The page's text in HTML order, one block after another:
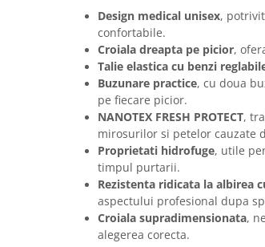
Articole pentru birou, suprafete,
Intretinere si odorizante masina
Accesorii pentru curatenie
Tipografie si stampile
Formulare tipizate
Caiete si blocnotesuri
personalizate
Stampile, tusiere si tus
Protectia muncii si Imbracaminte
Design medical unisex,
confortabile.
Croiala dreapta pe picior,
Talie elastica cu benzi
Buzunare practice, cu doua
pe fiecare picior.
NANOTEX FRESH PROTECT,
mirosurilor si petelor cauzate
Proprietati hidrofuge, utile
timpul purtarii.
Rezistenta ridicata la albirea
aspectului profesional dupa
Croiala supradimensionata,
alegerea corecta.